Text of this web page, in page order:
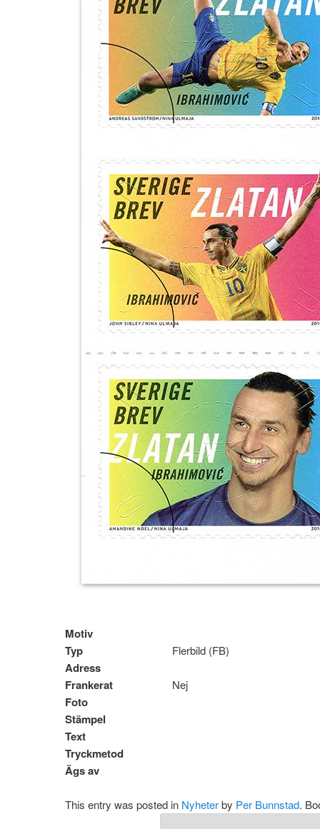
Motiv
Typ
Flerbild (FB)
Adress
Frankerat
Nej
Foto
Stämpel
Text
Tryckmetod
Ägs av
This entry was posted in Nyheterby Per Bunnstad.